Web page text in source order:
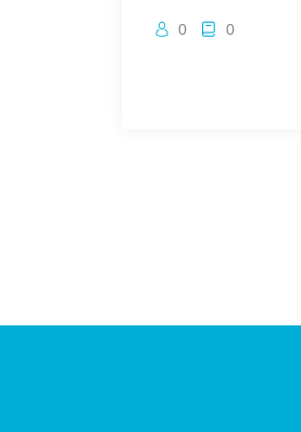
0 0